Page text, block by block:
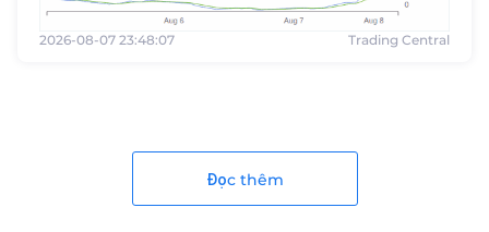
2026-08-07 23:48:07 Trading Central
Đọc thêm